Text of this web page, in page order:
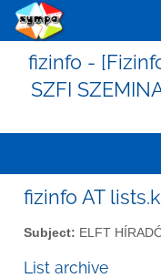
fizinfo -
SZFI
fizinfo AT
Subject: ELFT
List archive